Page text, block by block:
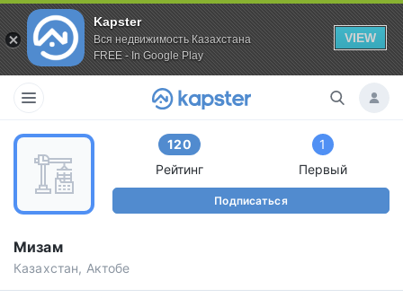
Kapster
Вся недвижимость Казахстана
FREE - In Google Play
VIEW
120
Рейтинг
1
Первый
Подписаться
Мизам
Казахстан, Актобе